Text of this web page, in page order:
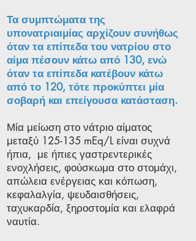
Τα συμπτώματα της
υπονατριαιμίας αρχίζουν συνήθως
όταν τα επίπεδα του νατρίου στο
αίμα πέσουν κάτω από 130, ενώ
όταν τα επίπεδα κατέβουν κάτω
από το 120, τότε προκύπτει μία
σοβαρή και επείγουσα κατάσταση.
Μία μείωση στο νάτριο αίματος
μεταξύ 125-135 mEq/L είναι συχνά
ήπια, με ήπιες γαστρεντερικές
ενοχλήσεις, φούσκωμα στο στομάχι,
απώλεια ενέργειας και κόπωση,
κεφαλαλγία, ψευδαισθήσεις,
ταχυκαρδία, ξηροστομία και ελαφρά
ναυτία.